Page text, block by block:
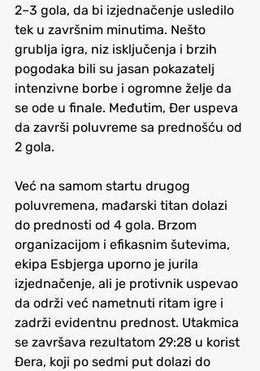
2–3 gola, da bi izjednačenje usledilo
tek u završnim minutima. Nešto
grublja igra, niz isključenja i brzih
pogodaka bili su jasan pokazatelj
intenzivne borbe i ogromne želje da
se ode u finale. Međutim, Đer uspeva
da završi poluvreme sa prednošću od
2 gola.
Već na samom startu drugog
poluvremena, mađarski titan dolazi
do prednosti od 4 gola. Brzom
organizacijom i efikasnim šutevima,
ekipa Esbjerga uporno je jurila
izjednačenje, ali je protivnik uspevao
da održi već nametnuti ritam igre i
zadrži evidentnu prednost. Utakmica
se završava rezultatom 29:28 u korist
Đera, koji po sedmi put dolazi do